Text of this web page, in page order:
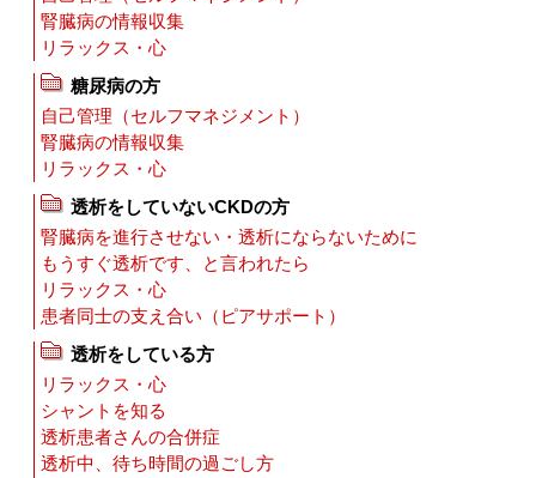
腎臓病の情報収集
リラックス・心
糖尿病の方
自己管理（セルフマネジメント）
腎臓病の情報収集
リラックス・心
透析をしていないCKDの方
腎臓病を進行させない・透析にならないために
もうすぐ透析です、と言われたら
リラックス・心
患者同士の支え合い（ピアサポート）
透析をしている方
リラックス・心
シャントを知る
透析患者さんの合併症
透析中、待ち時間の過ごし方